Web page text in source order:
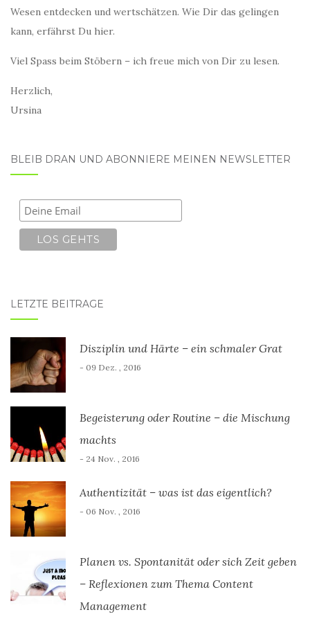
Wesen entdecken und wertschätzen. Wie Dir das gelingen
kann, erfährst Du hier.
Viel Spass beim Stöbern – ich freue mich von Dir zu lesen.
Herzlich,
Ursina
BLEIB DRAN UND ABONNIERE MEINEN NEWSLETTER
LETZTE BEITRÄGE
Disziplin und Härte – ein schmaler Grat
- 09 Dez. , 2016
Begeisterung oder Routine – die Mischung
machts
- 24 Nov. , 2016
Authentizität – was ist das eigentlich?
- 06 Nov. , 2016
Planen vs. Spontanität oder sich Zeit geben
– Reflexionen zum Thema Content
Management